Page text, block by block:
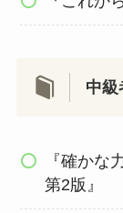
中級
『確かな
第2版』